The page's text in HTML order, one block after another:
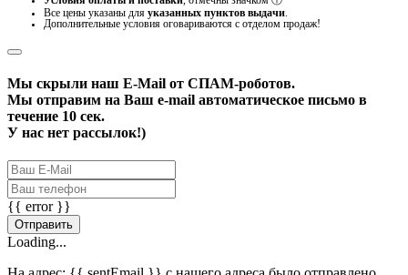
Все цены указаны для указанных пунктов выдачи
Дополнительные условия оговариваются с отделом продаж!
Мы скрыли наш E-Mail от СПАМ-роботов.
Мы отправим на Ваш e-mail автоматическое письмо в
течение 10 сек.
У нас нет рассылок!)
{{ error }}
Отправить
Loading...